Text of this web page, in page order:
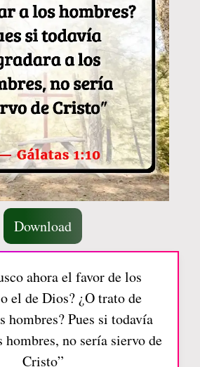
Download
ahora el favor de los
el de Dios? ¿O trato de
hombres? Pues si todavía
hombres, no sería siervo de
Cristo”